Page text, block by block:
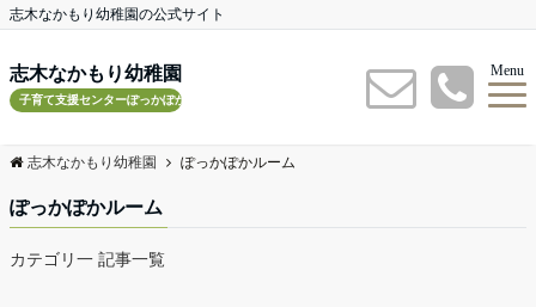
志木なかもり幼稚園の公式サイト
志木なかもり幼稚園
子育て支援センターぽっかぽかルーム
Menu
志木なかもり幼稚園 ぽっかぽかルーム
ぽっかぽかルーム
カテゴリ一 記事一覧